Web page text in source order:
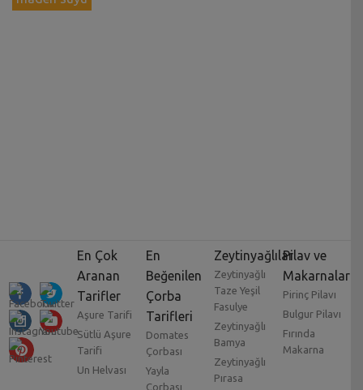
En Çok
Aranan
Tarifler
Aşure Tarifi
Sütlü Aşure
Tarifi
Un Helvası
En
Beğenilen
Çorba
Tarifleri
Domates
Çorbası
Yayla
Çorbası
Zeytinyağlılar
Zeytinyağlı
Taze Yeşil
Fasulye
Zeytinyağlı
Bamya
Zeytinyağlı
Pırasa
Pilav ve
Makarnalar
Pirinç Pilavı
Bulgur Pilavı
Fırında
Makarna